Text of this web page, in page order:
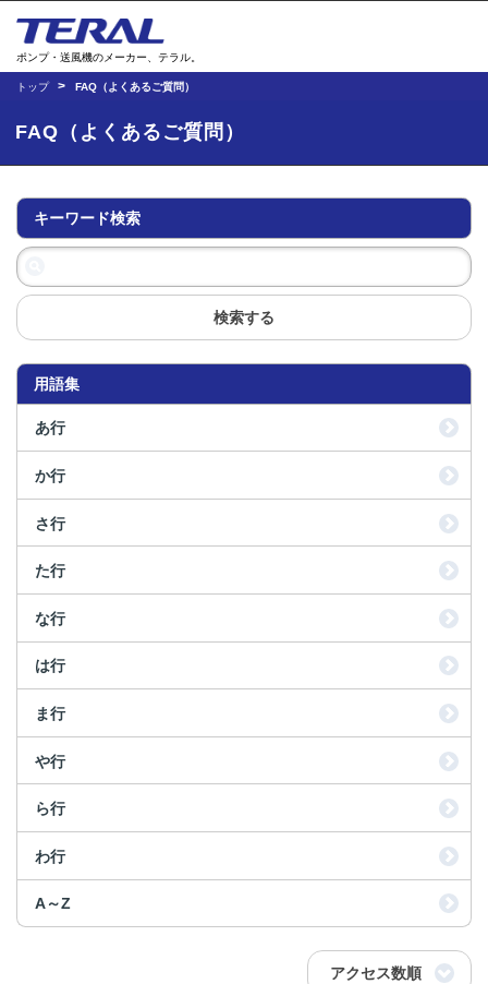
ポンプ・送風機のメーカー、テラル。
トップ FAQ（よくあるご質問）
FAQ（よくあるご質問）
キーワード検索
検索する
用語集
あ行
か行
さ行
た行
な行
は行
ま行
や行
ら行
わ行
A～Z
アクセス数順